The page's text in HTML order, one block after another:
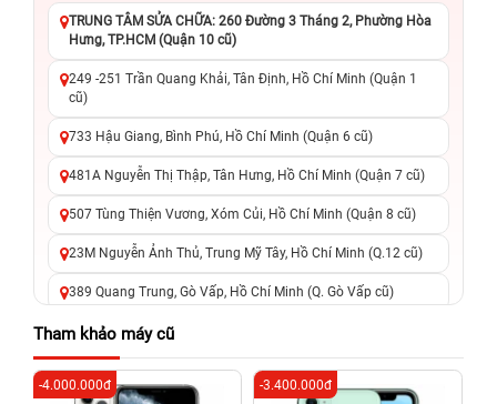
TRUNG TÂM SỬA CHỮA: 260 Đường 3 Tháng 2, Phường Hòa
Hưng, TP.HCM (Quận 10 cũ)
249 -251 Trần Quang Khải, Tân Định, Hồ Chí Minh (Quận 1
cũ)
733 Hậu Giang, Bình Phú, Hồ Chí Minh (Quận 6 cũ)
481A Nguyễn Thị Thập, Tân Hưng, Hồ Chí Minh (Quận 7 cũ)
507 Tùng Thiện Vương, Xóm Củi, Hồ Chí Minh (Quận 8 cũ)
23M Nguyễn Ảnh Thủ, Trung Mỹ Tây, Hồ Chí Minh (Q.12 cũ)
389 Quang Trung, Gò Vấp, Hồ Chí Minh (Q. Gò Vấp cũ)
625 - 625A Âu Cơ, Tân Phú, Hồ Chí Minh (Quận Tân Phú cũ)
326 Lê Văn Việt, Tăng Nhơn Phú, Hồ Chí Minh (Q.9 TP. Thủ
Đức cũ)
Tham khảo máy cũ
-4.000.000đ -3.400.000đ